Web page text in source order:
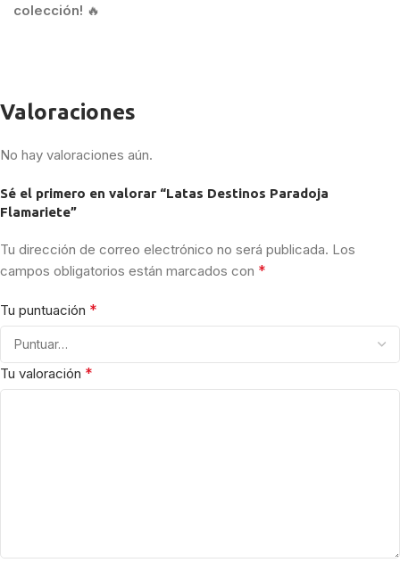
colección! 🔥
Valoraciones
No hay valoraciones aún.
Sé el primero en valorar “Latas Destinos Paradoja
Flamariete”
Tu dirección de correo electrónico no será publicada. Los
campos obligatorios están marcados con *
Tu puntuación *
Tu valoración *